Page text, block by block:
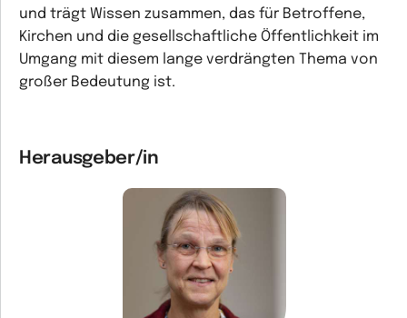
und trägt Wissen zusammen, das für Betroffene,
Kirchen und die gesellschaftliche Öffentlichkeit im
Umgang mit diesem lange verdrängten Thema von
großer Bedeutung ist.
Herausgeber/in